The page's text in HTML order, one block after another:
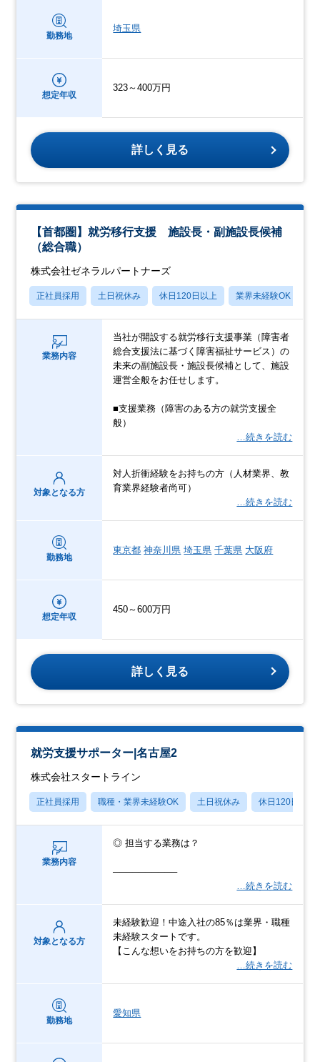
勤務地
埼玉県
想定年収
323～400万円
詳しく見る
【首都圏】就労移行支援 施設長・副施設長候補
（総合職）
株式会社ゼネラルパートナーズ
正社員採用 土日祝休み 休日120日以上 業界未経験OK
業務内容
当社が開設する就労移行支援事業（障害者
総合支援法に基づく障害福祉サービス）の
未来の副施設長・施設長候補として、施設
運営全般をお任せします。
■支援業務（障害のある方の就労支援全
般）
…続きを読む
対象となる方
対人折衝経験をお持ちの方（人材業界、教
育業界経験者尚可）
…続きを読む
勤務地
東京都 神奈川県 埼玉県 千葉県 大阪府
想定年収
450～600万円
詳しく見る
就労支援サポーター|名古屋2
株式会社スタートライン
正社員採用 職種・業界未経験OK 土日祝休み 休日120日以上
業務内容
◎ 担当する業務は？
──────────
…続きを読む
対象となる方
未経験歓迎！中途入社の85％は業界・職種
未経験スタートです。
【こんな想いをお持ちの方を歓迎】
…続きを読む
勤務地
愛知県